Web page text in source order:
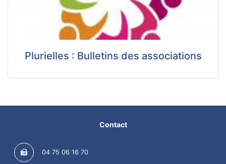
Plurielles : Bulletins des associations
Contact
04 75 06 16 70